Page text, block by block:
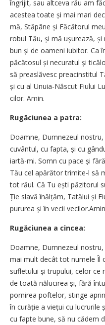
îngrijit, sau altceva rău am
acestea toate și mai mari
mă, Stăpâne și Făcătorul
robul Tău, și mă ușurează,
bun și de oameni iubitor. Ca
păcă­tosul și necuratul și
să prea­slă­vesc prea­cinstitul
și cu al Unuia-Născut Fi­ului
cilor. Amin.
Rugăciunea a patra:
Doamne, Dumnezeul
cuvântul, cu fapta, și cu
iartă-mi. Somn cu pace și
Tău cel apără­tor trimite-l să
tot răul. Că Tu ești păzitorul
Ție slavă înăl­țăm, Ta­tălui și
pururea și în vecii
Rugăciunea a cincea:
Doamne, Dumnezeul
mai mult decât tot numele Îl
sufletului și tru­pu­lui, celor ce
de toa­tă nălu­cirea și, fără
pornirea pofte­lor, stinge
în curăție a viețui cu lu­cru­rile
cu fapte bu­ne, să nu cădem